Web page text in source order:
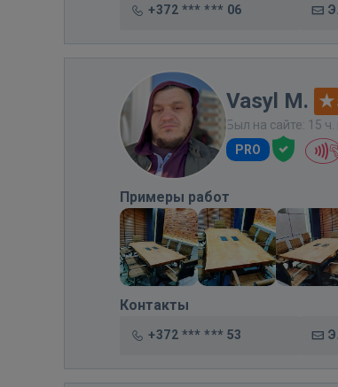
+372 *** *** 06
Vasyl M.
Был на сайте: 15 ч.
PRO
Примеры работ
Контакты
+372 *** *** 53